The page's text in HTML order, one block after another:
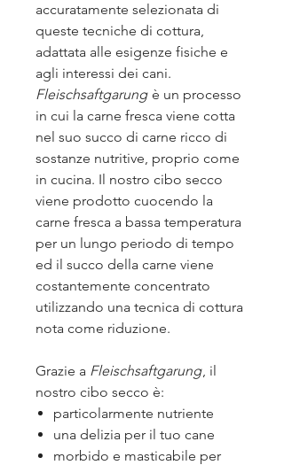
accuratamente selezionata di
queste tecniche di cottura,
adattata alle esigenze fisiche e
agli interessi dei cani.
Fleischsaftgarung è un processo
in cui la carne fresca viene cotta
nel suo succo di carne ricco di
sostanze nutritive, proprio come
in cucina. Il nostro cibo secco
viene prodotto cuocendo la
carne fresca a bassa temperatura
per un lungo periodo di tempo
ed il succo della carne viene
costantemente concentrato
utilizzando una tecnica di cottura
nota come riduzione.
Grazie a Fleischsaftgarung, il
nostro cibo secco è:
particolarmente nutriente
una delizia per il tuo cane
morbido e masticabile per